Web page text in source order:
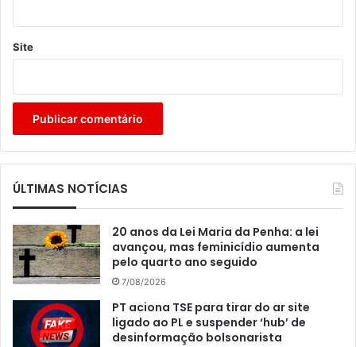
Site
ÚLTIMAS NOTÍCIAS
20 anos da Lei Maria da Penha: a lei
avançou, mas feminicídio aumenta
pelo quarto ano seguido
7/08/2026
PT aciona TSE para tirar do ar site
ligado ao PL e suspender ‘hub’ de
desinformação bolsonarista